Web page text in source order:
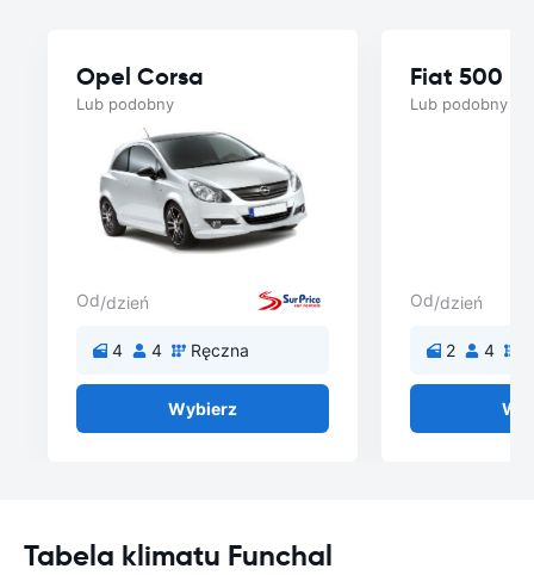
Opel Corsa
Lub podobny
Od/dzień
4 4 Ręczna
Wybierz
Fiat 500
Lub podobny
Od/dzień
2 4
Tabela klimatu Funchal